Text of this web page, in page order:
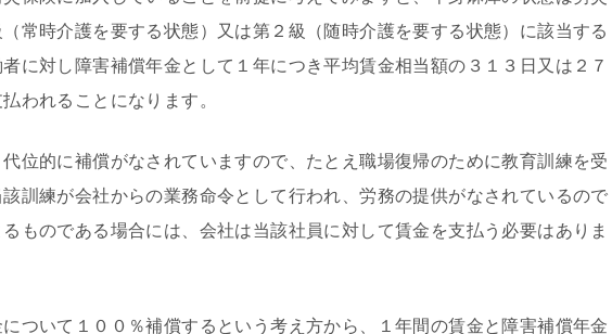
常時介護を要する状態）又は第２級（随時介護を要する状態）に該当する
に対し障害補償年金として１年につき平均賃金相当額の３１３日又は２７
われることになります。
位的に補償がなされていますので、たとえ職場復帰のために教育訓練を受
訓練が会社からの業務命令として行われ、労務の提供がなされているので
ものである場合には、会社は当該社員に対して賃金を支払う必要はありま
ついて１００％補償するという考え方から、１年間の賃金と障害補償年金